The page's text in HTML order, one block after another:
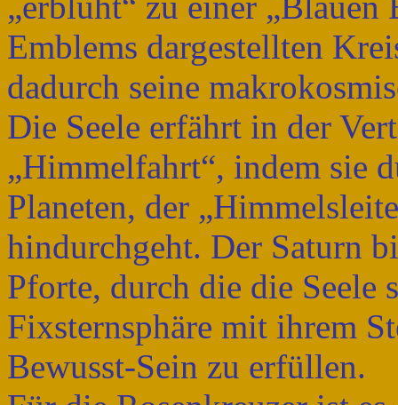
Emblems dargestellten
dadurch seine
Die Seele erfährt in der
„Himmelfahrt“, indem sie
Planeten, der
hindurchgeht. Der Saturn
Pforte, durch die die Seele
Fixsternsphäre mit ihrem
Bewusst-Sein zu erfüllen.